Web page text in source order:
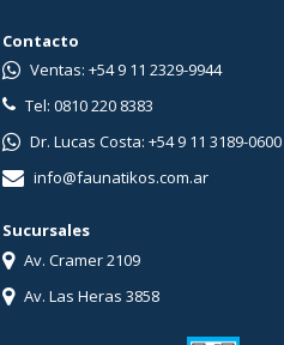
Contacto
Ventas: +54 9 11 2329-9944
Tel: 0810 220 8383
Dr. Lucas Costa: +54 9 11 3189-0600
info@faunatikos.com.ar
Sucursales
Av. Cramer 2109
Av. Las Heras 3858